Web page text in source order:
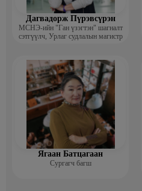
Дагвадорж Пүрэвсүрэн
МСНЭ-ийн "Ган үзэгтэн" шагналт
сэтгүүлч, Урлаг судлалын магистр
Ягаан Батцагаан
Сургагч багш